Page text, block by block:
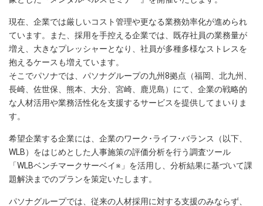
現在、企業では厳しいコスト管理や更なる業務効率化が進められ
ています。また、採用を手控える企業では、既存社員の業務量が
増え、大きなプレッシャーとなり、社員が多種多様なストレスを
抱えるケースも増えています。
そこでパソナでは、パソナグループの九州8拠点（福岡、北九州、
長崎、佐世保、熊本、大分、宮崎、鹿児島）にて、企業の戦略的
な人材活用や業務活性化を支援するサービスを提供してまいりま
す。
希望企業する企業には、企業のワーク･ライフ･バランス（以下、
WLB）をはじめとした人事施策の評価分析を行う調査ツール
「WLBベンチマークサーベイ※」を活用し、分析結果に基づいて課
題解決までのプランを策定いたします。
パソナグループでは、従来の人材採用に対する支援のみならず、